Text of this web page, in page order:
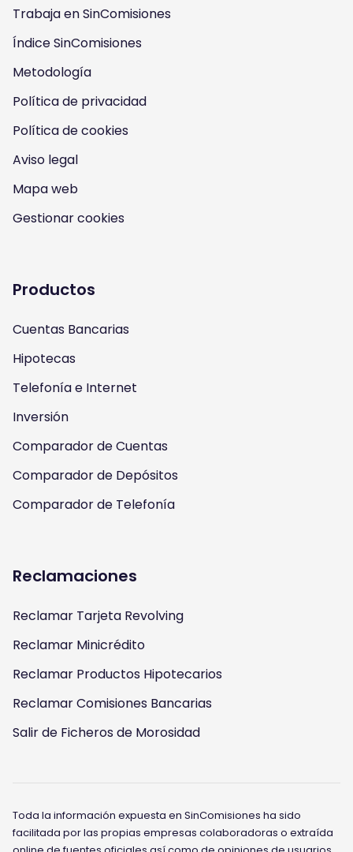
u
s
o
n
n
s
a
a
m
u
s
o
n
Y
o
u
u
u
s
o
n
F
a
c
b
k
u
s
n
i
t
Trabaja en SinComisiones
Índice SinComisiones
Metodología
Política de privacidad
Política de cookies
Aviso legal
Mapa web
Gestionar cookies
Productos
Cuentas Bancarias
Hipotecas
Telefonía e Internet
Inversión
Comparador de Cuentas
Comparador de Depósitos
Comparador de Telefonía
Reclamaciones
Reclamar Tarjeta Revolving
Reclamar Minicrédito
Reclamar Productos Hipotecarios
Reclamar Comisiones Bancarias
Salir de Ficheros de Morosidad
Toda la información expuesta en SinComisiones ha sido
facilitada por las propias empresas colaboradoras o extraída